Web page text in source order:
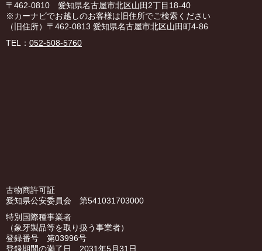
〒462-0810 愛知県名古屋市北区山田2丁目18-40
※カーナビでお越しのお客様は旧住所でご検索ください
（旧住所）〒462-0813 愛知県名古屋市北区山田町4-86
TEL： 052-508-5760
古物商許可証
愛知県公安委員会 第541031703000
特別国際種事業者
（象牙製品等を取り扱う事業者）
登録番号 第03996号
登録期間の満了日 2031年5月31日